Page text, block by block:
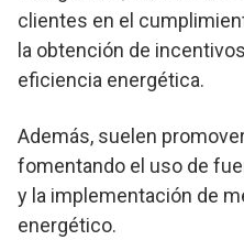
clientes en el
la obtención de
eficiencia energética.
Además, suelen
fomentando el uso de
y la implementación de
energético.